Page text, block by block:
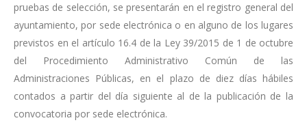
pruebas de selección, se presentarán en el registro general del
ayuntamiento, por sede electrónica o en alguno de los lugares
previstos en el artículo 16.4 de la Ley 39/2015 de 1 de octubre
del Procedimiento Administrativo Común de las
Administraciones Públicas, en el plazo de diez días hábiles
contados a partir del día siguiente al de la publicación de la
convocatoria por sede electrónica.